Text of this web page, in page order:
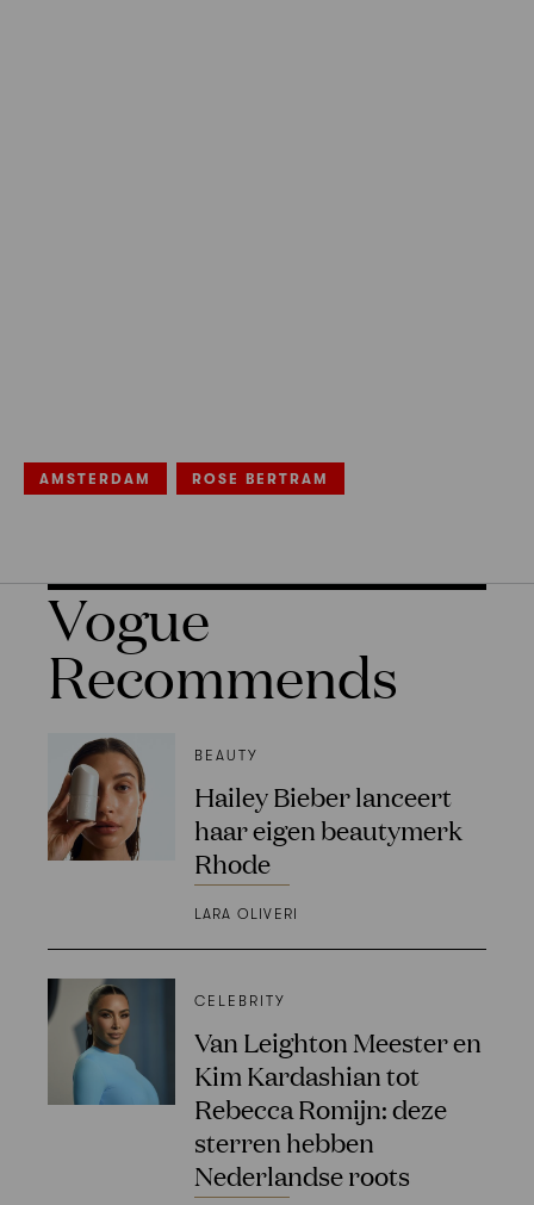
AMSTERDAM ROSE BERTRAM
Vogue
Recommends
BEAUTY
Hailey Bieber lanceert
haar eigen beautymerk
Rhode
LARA OLIVERI
CELEBRITY
Van Leighton Meester en
Kim Kardashian tot
Rebecca Romijn: deze
sterren hebben
Nederlandse roots